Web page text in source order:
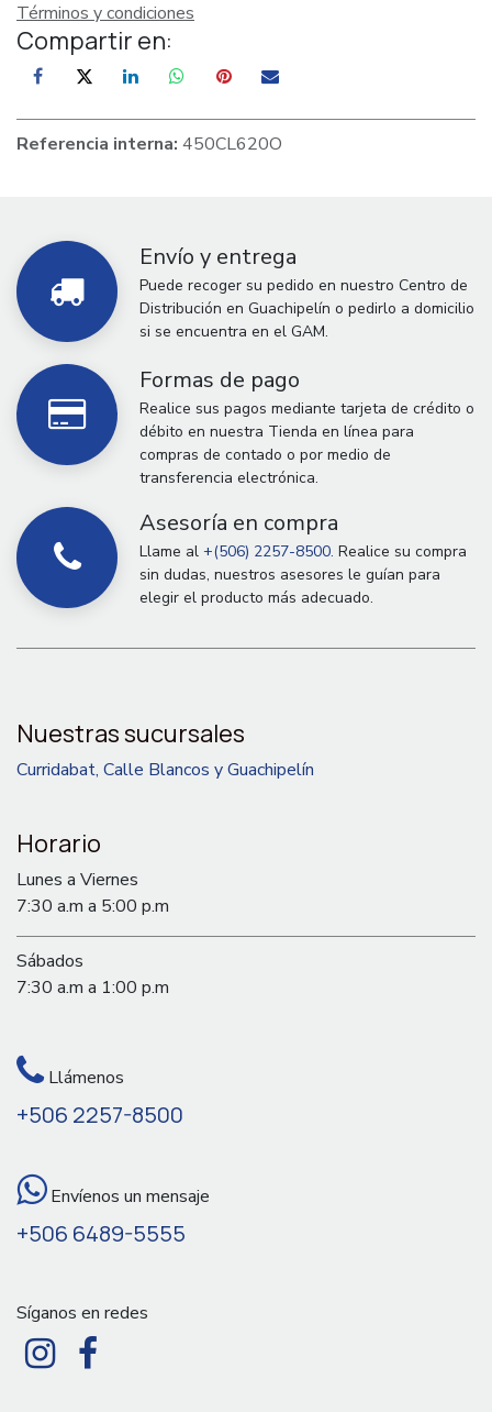
Términos y condiciones
Compartir en:
Referencia interna: 450CL620O
Envío y entrega
Puede recoger su pedido en nuestro Centro de
Distribución en Guachipelín o pedirlo a domicilio
si se encuentra en el GAM.
Formas de pago
Realice sus pagos mediante tarjeta de crédito o
débito en nuestra Tienda en línea para
compras de contado o por medio de
transferencia electrónica.
Asesoría en compra
Llame al +(506) 2257-8500. Realice su compra
sin dudas, nuestros asesores le guían para
elegir el producto más adecuado.
Nuestras sucursales
Curridabat, Calle Blancos y Guachipelín
Horario
Lunes a Viernes
7:30 a.m a 5:00 p.m
Sábados
7:30 a.m a 1:00 p.m
Llámenos
+506 2257-8500
Envíenos un mensaje
+506 6489-5555
Síganos en redes